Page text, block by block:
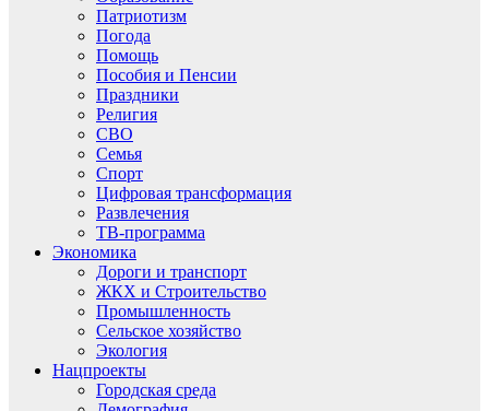
Патриотизм
Погода
Помощь
Пособия и Пенсии
Праздники
Религия
СВО
Семья
Спорт
Цифровая трансформация
Развлечения
ТВ-программа
Экономика
Дороги и транспорт
ЖКХ и Строительство
Промышленность
Сельское хозяйство
Экология
Нацпроекты
Городская среда